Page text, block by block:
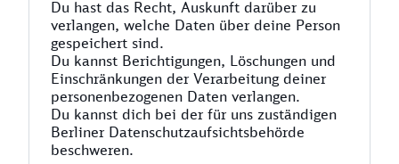
Du hast das Recht, Auskunft darüber zu
verlangen, welche Daten über deine Person
gespeichert sind.
Du kannst Berichtigungen, Löschungen und
Einschränkungen der Verarbeitung deiner
personenbezogenen Daten verlangen.
Du kannst dich bei der für uns zuständigen
Berliner Datenschutzaufsichtsbehörde
beschweren.